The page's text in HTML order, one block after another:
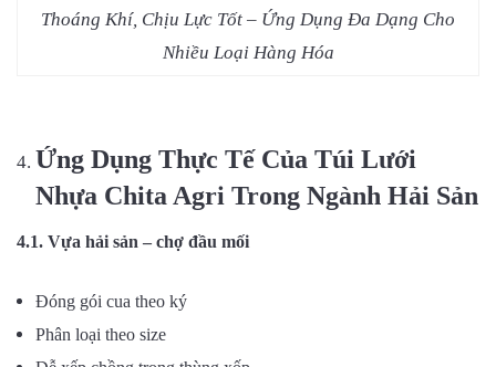
Thoáng Khí, Chịu Lực Tốt – Ứng Dụng Đa Dạng Cho
Nhiều Loại Hàng Hóa
Ứng Dụng Thực Tế Của Túi Lưới
Nhựa Chita Agri Trong Ngành Hải Sản
4.1. Vựa hải sản – chợ đầu mối
Đóng gói cua theo ký
Phân loại theo size